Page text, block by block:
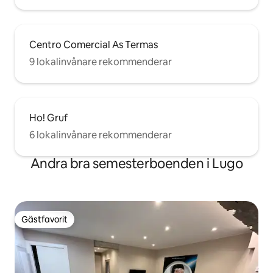
Centro Comercial As Termas
9 lokalinvånare rekommenderar
Ho! Gruf
6 lokalinvånare rekommenderar
Andra bra semesterboenden i Lugo
Gästfavorit
Gästfavorit